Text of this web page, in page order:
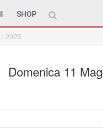
SHOP
/ 2025
Domenica 11